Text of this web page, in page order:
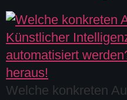
Welche konkreten